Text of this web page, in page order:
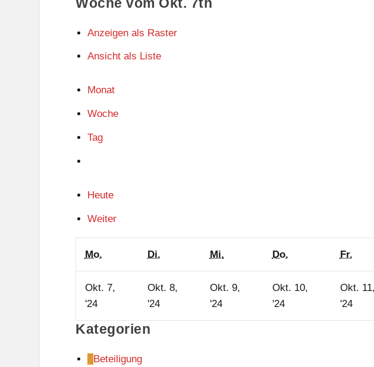
Anzeigen als Raster
Ansicht als Liste
Monat
Woche
Tag
Heute
Weiter
Mo. Di. Mi. Do. DonnerstagFr.
Okt. 7,
'247.
Oktober
2024
Okt. 8,
'248.
Oktober
Okt. 9,
'249.
Oktober
Okt. 10,
'2410.
Oktober
Okt. 11,
'2411.
Kategorien
Beteiligung